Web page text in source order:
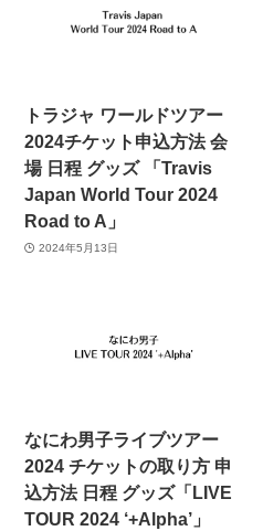
トラジャ ワールドツアー
2024チケット申込方法 会
場 日程 グッズ 「Travis
Japan World Tour 2024
Road to A」
2024年5月13日
なにわ男子ライブツアー
2024 チケットの取り方 申
込方法 日程 グッズ「LIVE
TOUR 2024 ‘+Alpha’」